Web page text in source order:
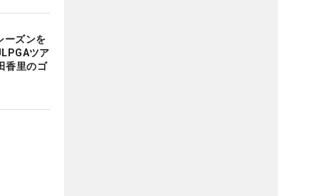
ーズンを
ツア
香里のゴ